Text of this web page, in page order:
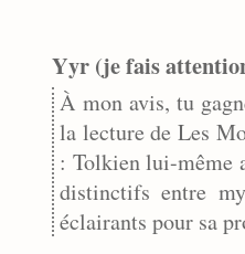
Yyr (je fais
À mon avis, tu
la lecture de Les
: Tolkien lui-même
distinctifs entre
éclairants pour sa